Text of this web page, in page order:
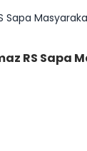
Sapa
RS Sapa